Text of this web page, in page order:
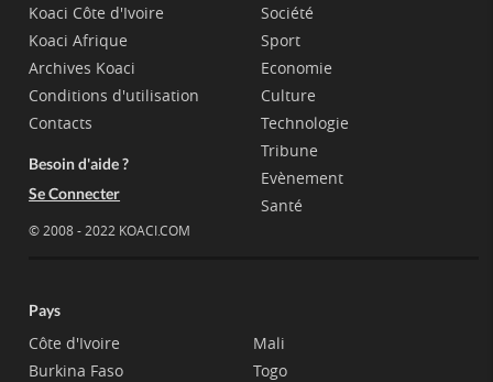
Koaci Côte d'Ivoire
Koaci Afrique
Archives Koaci
Conditions d'utilisation
Contacts
Besoin d'aide ?
Se Connecter
© 2008 - 2022 KOACI.COM
Société
Sport
Economie
Culture
Technologie
Tribune
Evènement
Santé
Pays
Côte d'Ivoire
Burkina Faso
Mali
Togo